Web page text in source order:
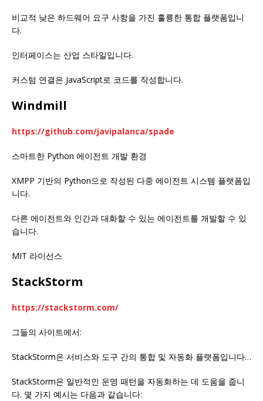
비교적 낮은 하드웨어 요구 사항을 가진 훌륭한 통합 플랫폼입니
다.
인터페이스는 산업 스타일입니다.
커스텀 연결은 JavaScript로 코드를 작성합니다.
Windmill
https://github.com/javipalanca/spade
스마트한 Python 에이전트 개발 환경
XMPP 기반의 Python으로 작성된 다중 에이전트 시스템 플랫폼입
니다.
다른 에이전트와 인간과 대화할 수 있는 에이전트를 개발할 수 있
습니다.
MIT 라이선스
StackStorm
https://stackstorm.com/
그들의 사이트에서:
StackStorm은 서비스와 도구 간의 통합 및 자동화 플랫폼입니다…
StackStorm은 일반적인 운영 패턴을 자동화하는 데 도움을 줍니
다. 몇 가지 예시는 다음과 같습니다: